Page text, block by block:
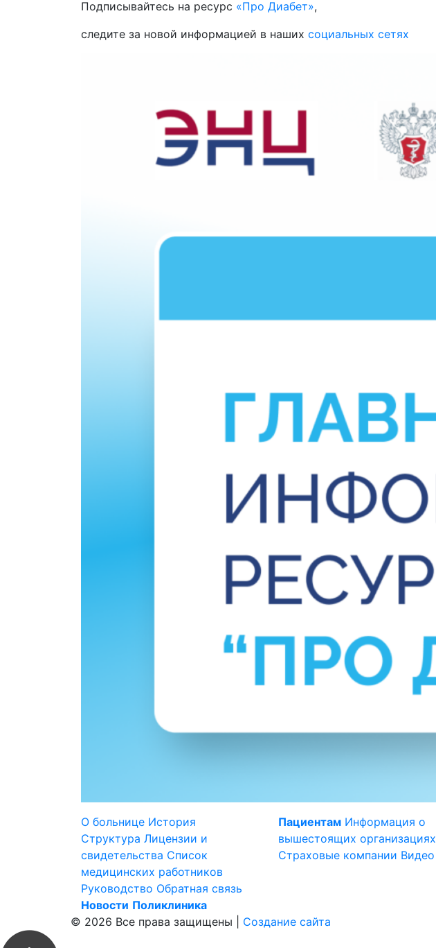
Подписывайтесь на ресурс «Про Диабет»,
следите за новой информацией в наших социальных сетях
О больнице История
Структура Лицензии и
свидетельства Список
медицинских работников
Руководство Обратная связь
Новости Поликлиника
Пациентам Информация о
вышестоящих организациях
Страховые компании Видео
© 2026 Все права защищены | Создание сайта